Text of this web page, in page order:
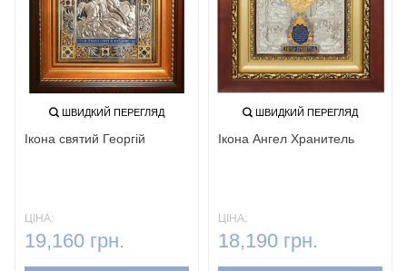
ШВИДКИЙ ПЕРЕГЛЯД
Ікона святий Георгій
ЦІНА:
19,160 грн.
ШВИДКИЙ ПЕРЕГЛЯД
Ікона Ангел Хранитель
ЦІНА:
18,190 грн.